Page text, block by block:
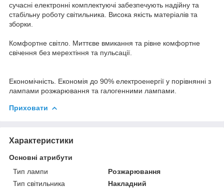
сучасні електронні комплектуючі забезпечують надійну та
стабільну роботу світильника. Висока якість матеріалів та
зборки.
Комфортне світло. Миттєве вмикання та рівне комфортне
свічення без мерехтіння та пульсації.
Економічність. Економія до 90% електроенергії у порівнянні з
лампами розжарювання та галогенними лампами.
Приховати
Характеристики
Основні атрибути
Тип лампи
Розжарювання
Тип світильника
Накладний